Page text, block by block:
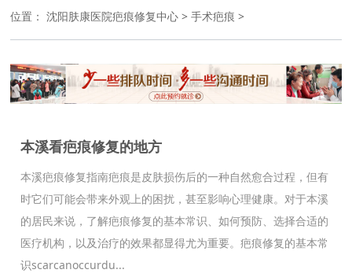
位置：沈阳肤康医院疤痕修复中心 >手术疤痕 >
本溪看疤痕修复的地方
本溪疤痕修复指南疤痕是皮肤损伤后的一种自然愈合过程，但有
时它们可能会带来外观上的困扰，甚至影响心理健康。对于本溪
的居民来说，了解疤痕修复的基本常识、如何预防、选择合适的
医疗机构，以及治疗的效果都显得尤为重要。疤痕修复的基本常
识scarcanoccurdu...